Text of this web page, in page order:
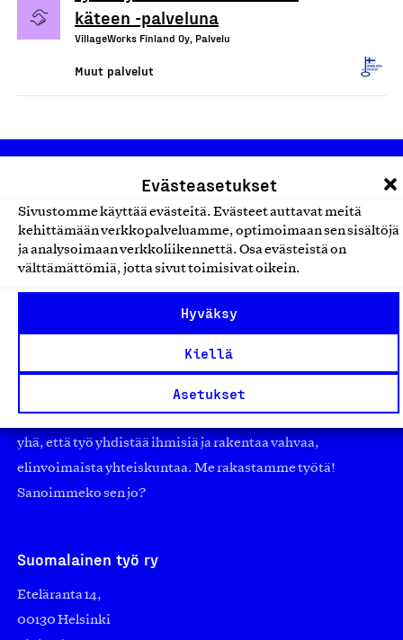
Evästeasetukset
Sivustomme käyttää evästeitä. Evästeet auttavat meitä
kehittämään verkkopalveluamme, optimoimaan sen sisältöjä
ja analysoimaan verkkoliikennettä. Osa evästeistä on
välttämättömiä, jotta sivut toimisivat oikein.
Hyväksy
Kiellä
Asetukset
käteen -palveluna
VillageWorks Finland Oy, Palvelu
Muut palvelut
Olemme jäsentemme omistama puolueeton,
työmarkkinajärjestöistä riippumaton yhdistys.
Jäseninämme on koko suomalaisen yhteiskunnan kirjo
edistämään suomalaista työtä ja teollisuutta sekä
yhä, että työ yhdistää ihmisiä ja rakentaa vahvaa,
elinvoimaista yhteiskuntaa. Me rakastamme työtä!
Sanoimmeko sen jo?
Suomalainen työ ry
Eteläranta 14,
00130 Helsinki